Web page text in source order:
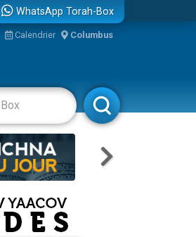
WhatsApp Torah-Box
Calendrier Columbus
Rabbanim